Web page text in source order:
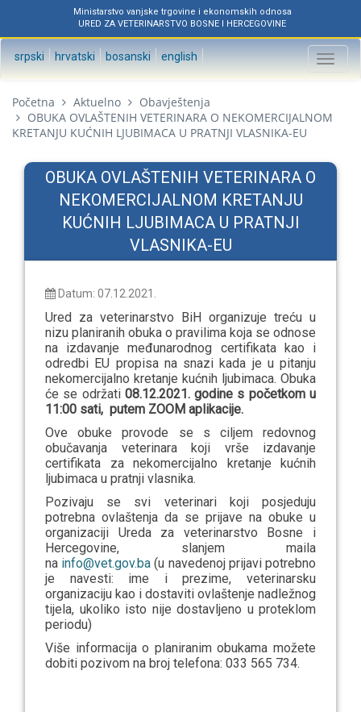
Ministarstvo vanjske trgovine i ekonomskih odnosa
URED ZA VETERINARSTVO BOSNE I HERCEGOVINE
srpski hrvatski bosanski english
Toggle
Početna Aktuelno
Obavještenja
OBUKA OVLAŠTENIH VETERINARA O NEKOMERCIJALNOM
KRETANJU KUĆNIH LJUBIMACA U PRATNJI VLASNIKA-EU
OBUKA OVLAŠTENIH VETERINARA O
NEKOMERCIJALNOM KRETANJU
KUĆNIH LJUBIMACA U PRATNJI
VLASNIKA-EU
Datum: 07.12.2021.
Ured za veterinarstvo BiH organizuje treću u
nizu planiranih obuka o pravilima koja se odnose
na izdavanje međunarodnog certifikata kao i
odredbi EU propisa na snazi kada je u pitanju
nekomercijalno kretanje kućnih ljubimaca. Obuka
će se održati 08.12.2021. godine s početkom u
11:00 sati, putem ZOOM aplikacije.
Ove obuke provode se s ciljem redovnog
obučavanja veterinara koji vrše izdavanje
certifikata za nekomercijalno kretanje kućnih
ljubimaca u pratnji vlasnika.
Pozivaju se svi veterinari koji posjeduju
potrebna ovlaštenja da se prijave na obuke u
organizaciji Ureda za veterinarstvo Bosne i
Hercegovine, slanjem maila
na info@vet.gov.ba (u navedenoj prijavi potrebno
je navesti: ime i prezime, veterinarsku
organizaciju kao i dostaviti ovlaštenje nadležnog
tijela, ukoliko isto nije dostavljeno u proteklom
periodu)
Više informacija o planiranim obukama možete
dobiti pozivom na broj telefona: 033 565 734.